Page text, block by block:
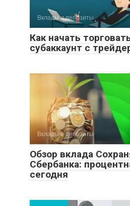
Вклады и депозиты
Как начать
субаккаунт с
Вклады и депозиты
Обзор вклада
Сбербанка:
сегодня